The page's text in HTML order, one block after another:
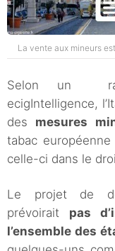
La vente aux mineurs
Selon un
ecigIntelligence,
des mesures
tabac
celle-ci dans le
Le projet de
prévoirait pas
l’ensemble des